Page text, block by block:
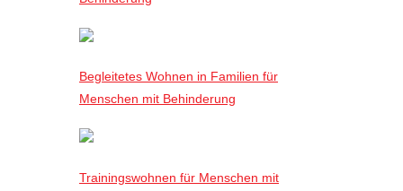
Begleitetes Wohnen in Familien für
Menschen mit Behinderung
Trainingswohnen für Menschen mit